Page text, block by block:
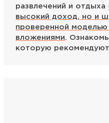
развлечений и отдыха
высокий доход, но и
проверенной моделью
вложениями.
которую